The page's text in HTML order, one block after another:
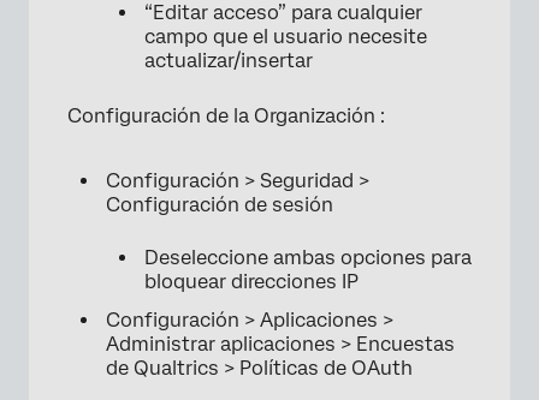
“Editar acceso” para cualquier
campo que el usuario necesite
actualizar/insertar
Configuración de la Organización :
Configuración > Seguridad >
Configuración de sesión
Deseleccione ambas opciones para
bloquear direcciones IP
Configuración > Aplicaciones >
Administrar aplicaciones > Encuestas
de Qualtrics > Políticas de OAuth